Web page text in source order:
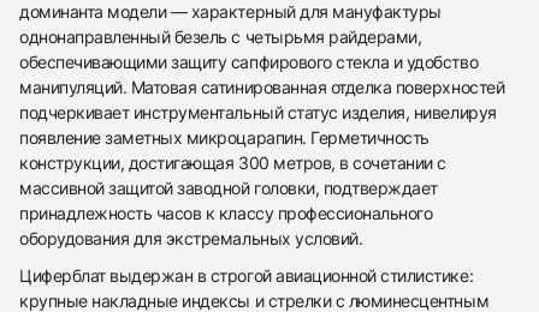
доминанта модели — характерный для мануфактуры
однонаправленный безель с четырьмя райдерами,
обеспечивающими защиту сапфирового стекла и удобство
манипуляций. Матовая сатинированная отделка поверхностей
подчеркивает инструментальный статус изделия, нивелируя
появление заметных микроцарапин. Герметичность
конструкции, достигающая 300 метров, в сочетании с
массивной защитой заводной головки, подтверждает
принадлежность часов к классу профессионального
оборудования для экстремальных условий.
Циферблат выдержан в строгой авиационной стилистике:
крупные накладные индексы и стрелки с люминесцентным